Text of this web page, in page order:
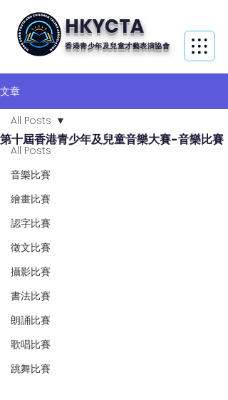
HKYCTA
香港青少年及兒童才藝表演協會
文章
All Posts
音樂比賽
繪畫比賽
認字比賽
徵文比賽
攝影比賽
書法比賽
朗誦比賽
歌唱比賽
跳舞比賽
All Posts
第十屆香港青少年及兒童音樂大賽-音樂比賽